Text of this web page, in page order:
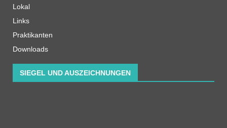
Lokal
Links
Praktikanten
Downloads
SIEGEL UND AUSZEICHNUNGEN